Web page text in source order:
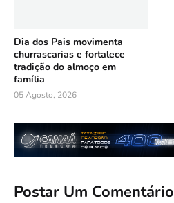
Dia dos Pais movimenta
churrascarias e fortalece
tradição do almoço em
família
05 Agosto, 2026
Postar Um Comentário